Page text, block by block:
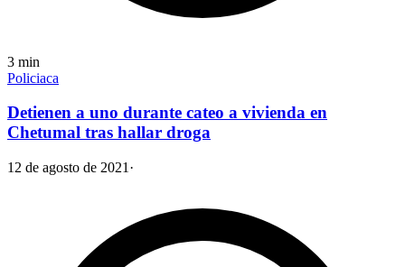
3 min
Policiaca
Detienen a uno durante cateo a vivienda en
Chetumal tras hallar droga
12 de agosto de 2021 ·